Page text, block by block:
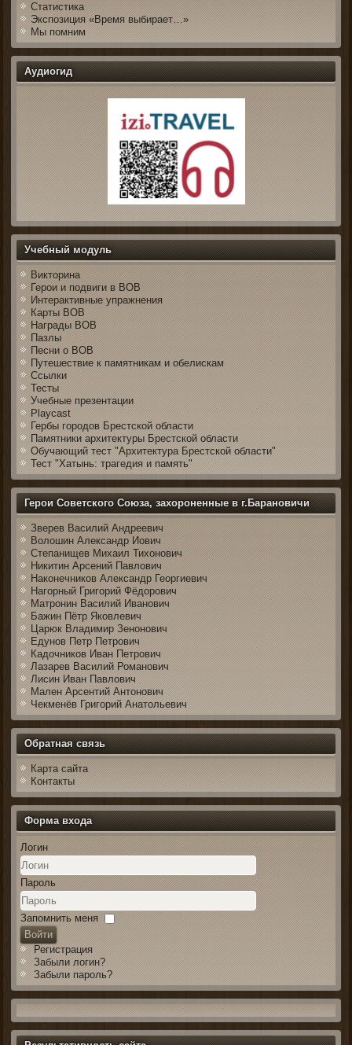
Статистика
Экспозиция «Время выбирает…»
Мы помним
Аудиогид
Учебный модуль
Викторина
Герои и подвиги в ВОВ
Интерактивные упражнения
Карты ВОВ
Награды ВОВ
Пазлы
Песни о ВОВ
Путешествие к памятникам и обелискам
Ссылки
Тесты
Учебные презентации
Playcast
Гербы городов Брестской области
Памятники архитектуры Брестской области
Обучающий тест "Архитектура Брестской области"
Тест "Хатынь: трагедия и память"
Герои Советского Союза, захороненные в г.Барановичи
Зверев Василий Андреевич
Волошин Александр Иович
Степанищев Михаил Тихонович
Никитин Арсений Павлович
Наконечников Александр Георгиевич
Нагорный Григорий Фёдорович
Матронин Василий Иванович
Бажин Пётр Яковлевич
Царюк Владимир Зенонович
Едунов Петр Петрович
Кадочников Иван Петрович
Лазарев Василий Романович
Лисин Иван Павлович
Мален Арсентий Антонович
Чекменёв Григорий Анатольевич
Обратная связь
Карта сайта
Контакты
Форма входа
Логин
Пароль
Запомнить меня
Войти
Регистрация
Забыли логин?
Забыли пароль?